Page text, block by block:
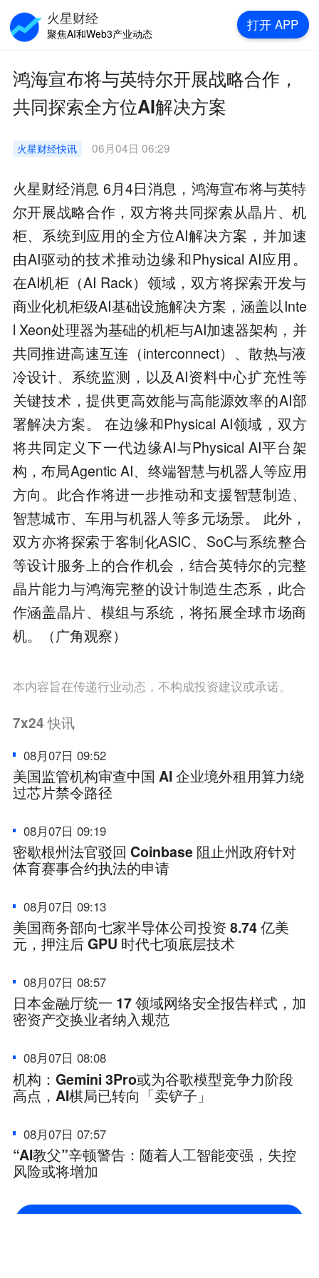
鸿海宣布将与英特尔开展战略合作，
共同探索全方位AI解决方案
火星财经快讯 06月04日 06:29
火星财经消息 6月4日消息，鸿海宣布将与英特
尔开展战略合作，双方将共同探索从晶片、机
柜、系统到应用的全方位AI解决方案，并加速
由AI驱动的技术推动边缘和Physical AI应用。
在AI机柜（AI Rack）领域，双方将探索开发与
商业化机柜级AI基础设施解决方案，涵盖以Inte
l Xeon处理器为基础的机柜与AI加速器架构，并
共同推进高速互连（interconnect）、散热与液
冷设计、系统监测，以及AI资料中心扩充性等
关键技术，提供更高效能与高能源效率的AI部
署解决方案。 在边缘和Physical AI领域，双方
将共同定义下一代边缘AI与Physical AI平台架
构，布局Agentic AI、终端智慧与机器人等应用
方向。此合作将进一步推动和支援智慧制造、
智慧城市、车用与机器人等多元场景。 此外，
双方亦将探索于客制化ASIC、SoC与系统整合
等设计服务上的合作机会，结合英特尔的完整
晶片能力与鸿海完整的设计制造生态系，此合
作涵盖晶片、模组与系统，将拓展全球市场商
机。（广角观察）
本内容旨在传递行业动态，不构成投资建议或承诺。
7x24快讯
08月07日 09:52
美国监管机构审查中国 AI 企业境外租用算力绕
过芯片禁令路径
08月07日 09:19
密歇根州法官驳回 Coinbase 阻止州政府针对
体育赛事合约执法的申请
08月07日 09:13
美国商务部向七家半导体公司投资 8.74 亿美
元，押注后 GPU 时代七项底层技术
08月07日 08:57
日本金融厅统一 17 领域网络安全报告样式，加
密资产交换业者纳入规范
08月07日 08:08
机构：Gemini 3Pro或为谷歌模型竞争力阶段
高点，AI棋局已转向「卖铲子」
08月07日 07:57
“AI教父”辛顿警告：随着人工智能变强，失控
风险或将增加
火星财经
聚焦AI和Web3产业动态
打开 APP